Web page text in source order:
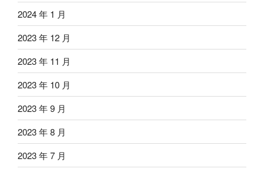
2024 年 1 月
2023 年 12 月
2023 年 11 月
2023 年 10 月
2023 年 9 月
2023 年 8 月
2023 年 7 月